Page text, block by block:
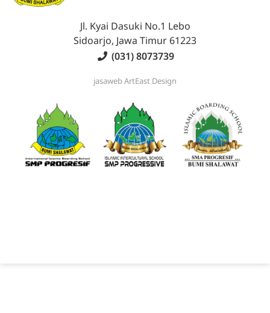
Jl. Kyai Dasuki No.1 Lebo
Sidoarjo, Jawa Timur 61223
(031) 8073739
jasawebArtEast Design